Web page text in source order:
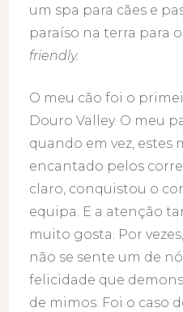
um spa para cães e
paraíso na terra para
friendly.
O meu cão foi o
Douro Valley. O meu
quando em vez, estes
encantado pelos
claro, conquistou o
equipa. E a atenção
muito gosta. Por
não se sente um de
felicidade que
de mimos. Foi o caso